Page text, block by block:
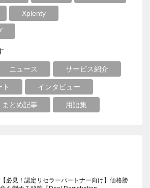
Xplenty
ニュース サービス紹介
インタビュー
まとめ記事 用語集
【必見！認定リセラーパートナー向け】価格勝